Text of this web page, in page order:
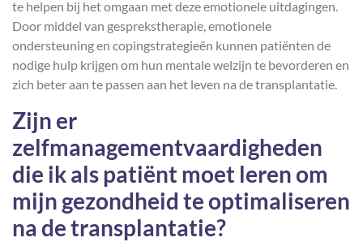
te helpen bij het omgaan met deze emotionele uitdagingen.
Door middel van gesprekstherapie, emotionele
ondersteuning en copingstrategieën kunnen patiënten de
nodige hulp krijgen om hun mentale welzijn te bevorderen en
zich beter aan te passen aan het leven na de transplantatie.
Zijn er
zelfmanagementvaardigheden
die ik als patiënt moet leren om
mijn gezondheid te optimaliseren
na de transplantatie?